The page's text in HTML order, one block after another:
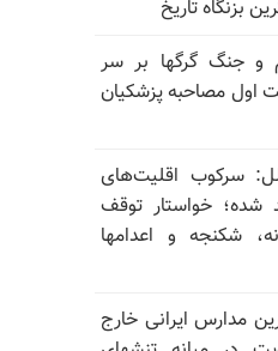
بزنگاه تاریخ
و جنگ گرگها بر سر
اول مصاحبه پزشکیان
سرکوب اقلیت‌های
شده؛ خواستار توقف
شکنجه و اعدامها
مدارس ایرانی خارج